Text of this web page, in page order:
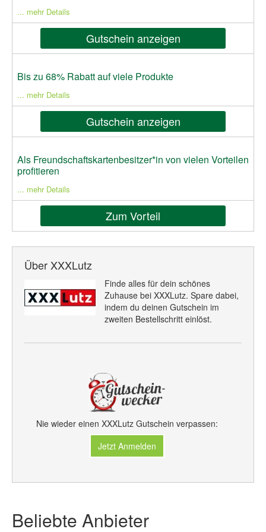
... mehr Details
Gutschein anzeigen
Bis zu 68% Rabatt auf viele Produkte
... mehr Details
Gutschein anzeigen
Als Freundschaftskartenbesitzer*in von vielen Vorteilen
profitieren
... mehr Details
Zum Vorteil
Über XXXLutz
Finde alles für dein schönes
Zuhause bei XXXLutz. Spare dabei,
indem du deinen Gutschein im
zweiten Bestellschritt einlöst.
Nie wieder einen XXXLutz Gutschein verpassen:
Jetzt Anmelden
Beliebte Anbieter